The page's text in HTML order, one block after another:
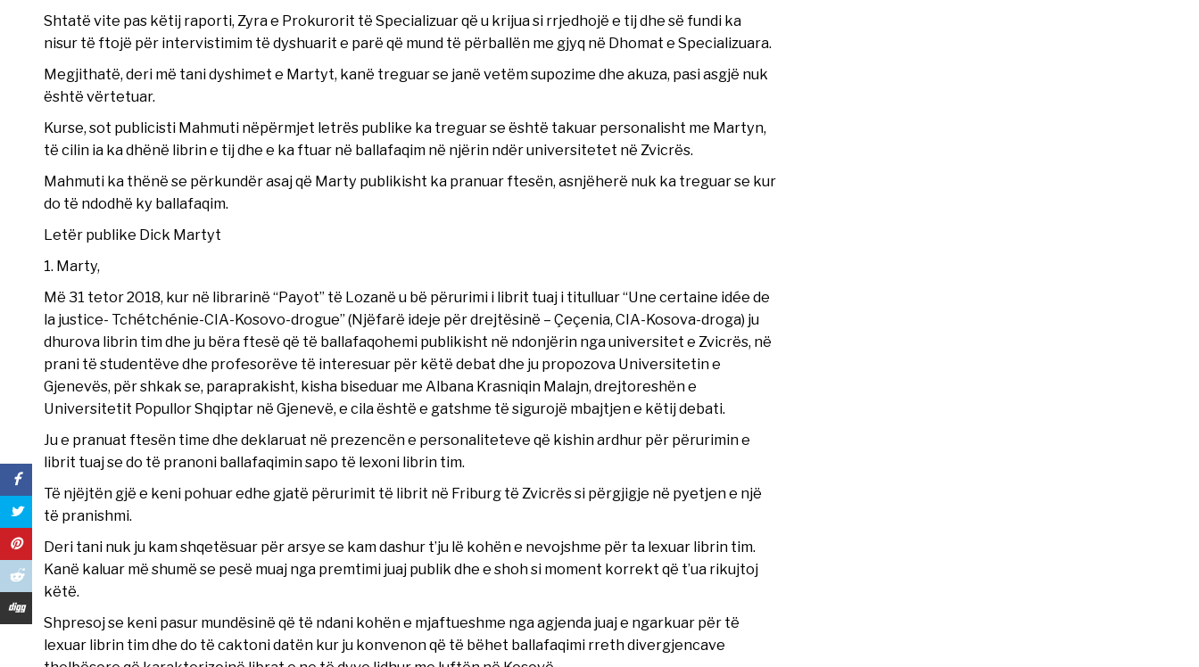
Shtatë vite pas këtij raporti, Zyra e Prokurorit të Specializuar që u krijua si rrjedhojë e tij dhe së fundi ka
nisur të ftojë për intervistimim të dyshuarit e parë që mund të përballën me gjyq në Dhomat e Specializuara.
Megjithatë, deri më tani dyshimet e Martyt, kanë treguar se janë vetëm supozime dhe akuza, pasi asgjë nuk
është vërtetuar.
Kurse, sot publicisti Mahmuti nëpërmjet letrës publike ka treguar se është takuar personalisht me Martyn,
të cilin ia ka dhënë librin e tij dhe e ka ftuar në ballafaqim në njërin ndër universitetet në Zvicrës.
Mahmuti ka thënë se përkundër asaj që Marty publikisht ka pranuar ftesën, asnjëherë nuk ka treguar se kur
do të ndodhë ky ballafaqim.
Letër publike Dick Martyt
Marty,
Më 31 tetor 2018, kur në librarinë “Payot” të Lozanë u bë përurimi i librit tuaj i titulluar “Une certaine idée de
la justice- Tchétchénie-CIA-Kosovo-drogue” (Njëfarë ideje për drejtësinë – Çeçenia, CIA-Kosova-droga) ju
dhurova librin tim dhe ju bëra ftesë që të ballafaqohemi publikisht në ndonjërin nga universitet e Zvicrës, në
prani të studentëve dhe profesorëve të interesuar për këtë debat dhe ju propozova Universitetin e
Gjenevës, për shkak se, paraprakisht, kisha biseduar me Albana Krasniqin Malajn, drejtoreshën e
Universitetit Popullor Shqiptar në Gjenevë, e cila është e gatshme të sigurojë mbajtjen e këtij debati.
Ju e pranuat ftesën time dhe deklaruat në prezencën e personaliteteve që kishin ardhur për përurimin e
librit tuaj se do të pranoni ballafaqimin sapo të lexoni librin tim.
Të njëjtën gjë e keni pohuar edhe gjatë përurimit të librit në Friburg të Zvicrës si përgjigje në pyetjen e një
të pranishmi.
Deri tani nuk ju kam shqetësuar për arsye se kam dashur t’ju lë kohën e nevojshme për ta lexuar librin tim.
Kanë kaluar më shumë se pesë muaj nga premtimi juaj publik dhe e shoh si moment korrekt që t’ua rikujtoj
këtë.
Shpresoj se keni pasur mundësinë që të ndani kohën e mjaftueshme nga agjenda juaj e ngarkuar për të
lexuar librin tim dhe do të caktoni datën kur ju konvenon që të bëhet ballafaqimi rreth divergjencave